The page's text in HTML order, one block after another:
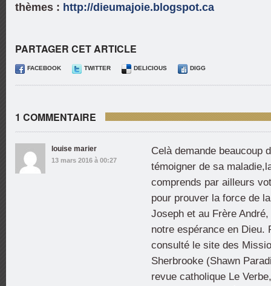
thèmes : http://dieumajoie.blogspot.ca
PARTAGER CET ARTICLE
FACEBOOK TWITTER DELICIOUS DIGG
1 COMMENTAIRE
louise marier
13 mars 2016 à 00:27
Celà demande beaucoup
témoigner de sa
comprends par ailleurs
pour prouver la force de
Joseph et au Frère
notre espérance en Dieu.
consulté le site des
Sherbrooke (Shawn
revue catholique Le